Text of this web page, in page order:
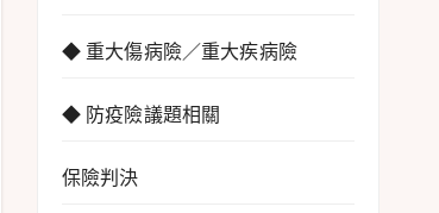
◆ 重大傷病險／重大疾病險
◆ 防疫險議題相關
保險判決